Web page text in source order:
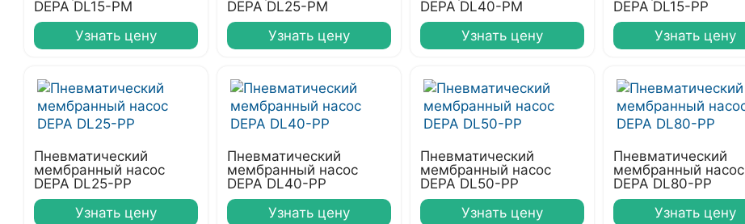
DEPA DL15-PM
Узнать цену
DEPA DL25-PM
Узнать цену
DEPA DL40-PM
Узнать цену
DEPA DL15-PP
Узнать цену
Пневматический
мембранный насос
DEPA DL25-PP
Узнать цену
Пневматический
мембранный насос
DEPA DL40-PP
Узнать цену
Пневматический
мембранный насос
DEPA DL50-PP
Узнать цену
Пневматический
мембранный насос
DEPA DL80-PP
Узнать цену